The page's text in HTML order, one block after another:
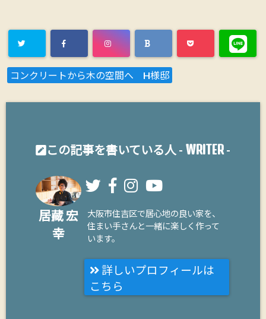
コンクリートから木の空間へ H様邸
この記事を書いている人 - WRITER -
居藏 宏
幸
大阪市住吉区で居心地の良い家を、
住まい手さんと一緒に楽しく作って
います。
詳しいプロフィールは
こちら